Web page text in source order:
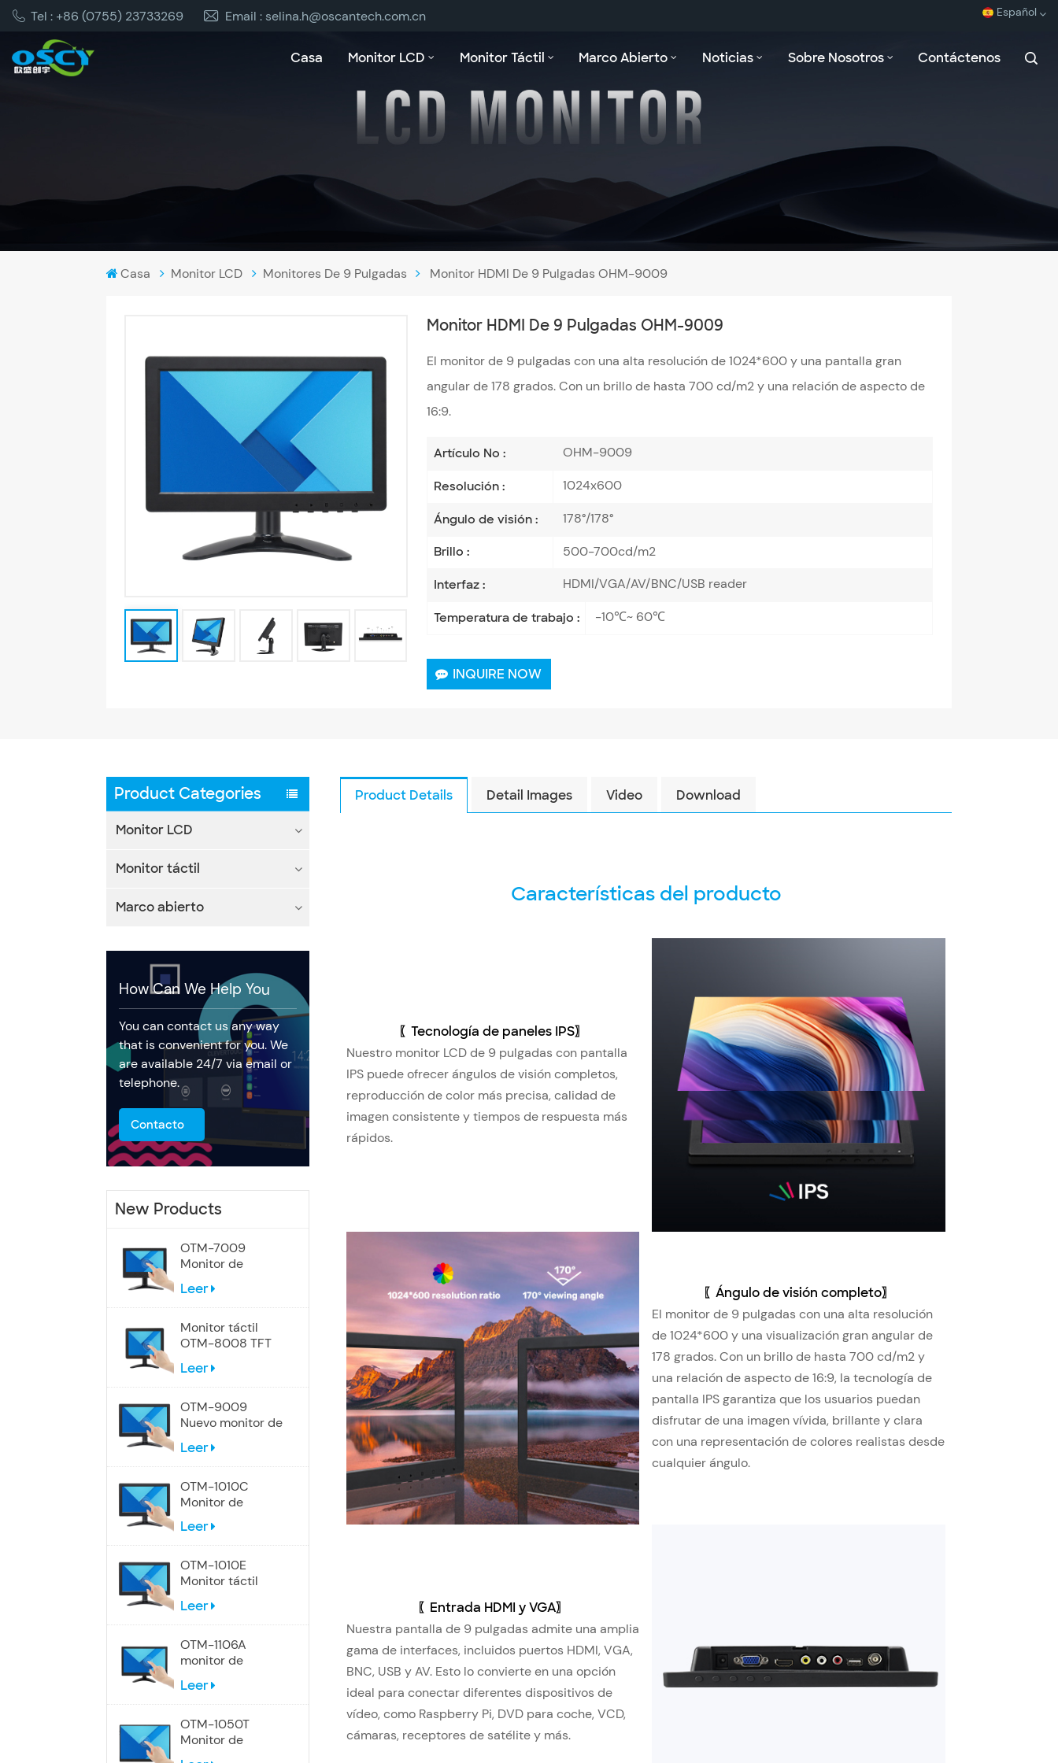
Tel : +86 (0755) 23733269 Email : selina.h@oscantech.com.cn Español
Casa Monitor LCD Monitor Táctil Marco Abierto Noticias Sobre Nosotros Contáctenos
Casa Monitor LCD Monitores De 9 Pulgadas Monitor HDMI De 9 Pulgadas OHM-9009
Monitor HDMI De 9 Pulgadas OHM-9009
El monitor de 9 pulgadas con una alta resolución de 1024*600 y una pantalla gran
angular de 178 grados. Con un brillo de hasta 700 cd/m2 y una relación de aspecto de
16:9.
Artículo No : OHM-9009
Resolución : 1024x600
Ángulo de visión : 178°/178°
Brillo : 500-700cd/m2
Interfaz : HDMI/VGA/AV/BNC/USB reader
Temperatura de trabajo : -10℃~ 60℃
INQUIRE NOW
Product Categories
Monitor LCD
Monitor táctil
Marco abierto
How Can We Help You
You can contact us any way
that is convenient for you. We
are available 24/7 via email or
telephone.
Contacto
New Products
OTM-7009
Monitor de
7 pulgadas
Leer
Monitor táctil
OTM-8008 TFT
pulgadas
Leer
OTM-9009
Nuevo monitor de
9 pulgadas
Leer
OTM-1010C
Monitor de
pantalla táctil
industrial de 10,1
pulgadas
Leer
OTM-1010E
Monitor táctil
panorámico de
10,1 pulgadas
Leer
OTM-1106A
monitor de
pantalla táctil de
12 pulgadas
Leer
OTM-1050T
Monitor de
pantalla táctil
Product Details Detail Images Video Download
Características del producto
〖Tecnología de paneles IPS〗
Nuestro monitor LCD de 9 pulgadas con pantalla
IPS puede ofrecer ángulos de visión completos,
reproducción de color más precisa, calidad de
imagen consistente y tiempos de respuesta más
rápidos.
〖Ángulo de visión completo〗
El monitor de 9 pulgadas con una alta resolución
de 1024*600 y una visualización gran angular de
178 grados. Con un brillo de hasta 700 cd/m2 y
una relación de aspecto de 16:9, la tecnología de
pantalla IPS garantiza que los usuarios puedan
disfrutar de una imagen vívida, brillante y clara
con una representación de colores realistas desde
cualquier ángulo.
〖Entrada HDMI y VGA〗
Nuestra pantalla de 9 pulgadas admite una amplia
gama de interfaces, incluidos puertos HDMI, VGA,
BNC, USB y AV. Esto lo convierte en una opción
ideal para conectar diferentes dispositivos de
vídeo, como Raspberry Pi, DVD para coche, VCD,
cámaras, receptores de satélite y más.